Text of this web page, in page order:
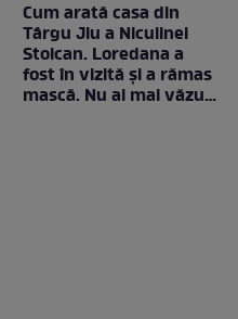
Cum arată casa din
Târgu Jiu a Niculinei
Stoican. Loredana a
fost în vizită și a rămas
mască. Nu ai mai văzut